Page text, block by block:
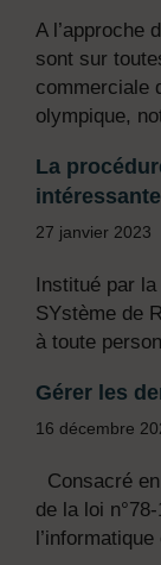
A l’approche
sont sur
commerciale
olympique,
La
27 janvier 2023
Institué par la
SYstème de
à toute
Gérer les
16 décembre
Consacré
de la loi